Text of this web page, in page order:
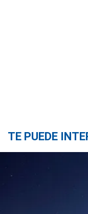
TE PUEDE